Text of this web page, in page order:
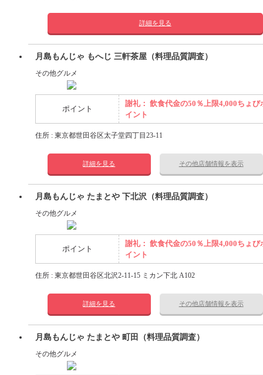
詳細を見る
月島もんじゃ もへじ 三軒茶屋（料理品質調査）
その他グルメ
ポイント
謝礼： 飲食代金の50％上限4,000ちょび
イント
住所 : 東京都世田谷区太子堂四丁目23-11
詳細を見る その他店舗情報を表示
月島もんじゃ たまとや 下北沢（料理品質調査）
その他グルメ
ポイント
謝礼： 飲食代金の50％上限4,000ちょび
イント
住所 : 東京都世田谷区北沢2-11-15 ミカン下北 A102
詳細を見る その他店舗情報を表示
月島もんじゃ たまとや 町田（料理品質調査）
その他グルメ